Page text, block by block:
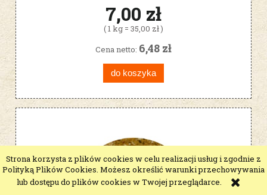
Strona korzysta z plików cookies w celu realizacji usług i zgodnie z
Polityką Plików Cookies. Możesz określić warunki przechowywania
lub dostępu do plików cookies w Twojej przeglądarce.
7,00 zł
( 1 kg = 35,00 zł )
Cena netto: 6,48 zł
do koszyka